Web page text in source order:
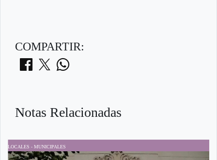
COMPARTIR:
Notas Relacionadas
LOCALES - MUNICIPALES